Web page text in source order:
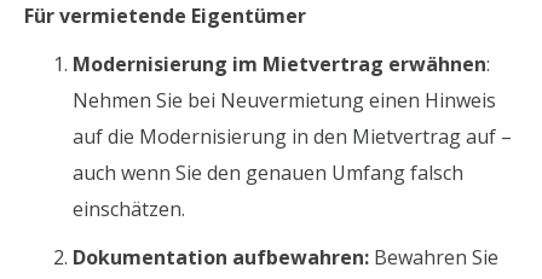
Für vermietende Eigentümer
Modernisierung im Mietvertrag erwähnen:
Nehmen Sie bei Neuvermietung einen Hinweis
auf die Modernisierung in den Mietvertrag auf –
auch wenn Sie den genauen Umfang falsch
einschätzen.
Dokumentation aufbewahren: Bewahren Sie